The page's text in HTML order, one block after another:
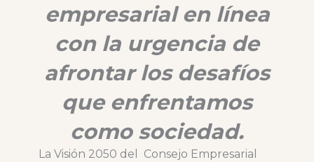
empresarial en línea
con la urgencia de
afrontar los desafíos
que enfrentamos
como sociedad.
La Visión 2050 del Consejo Empresarial